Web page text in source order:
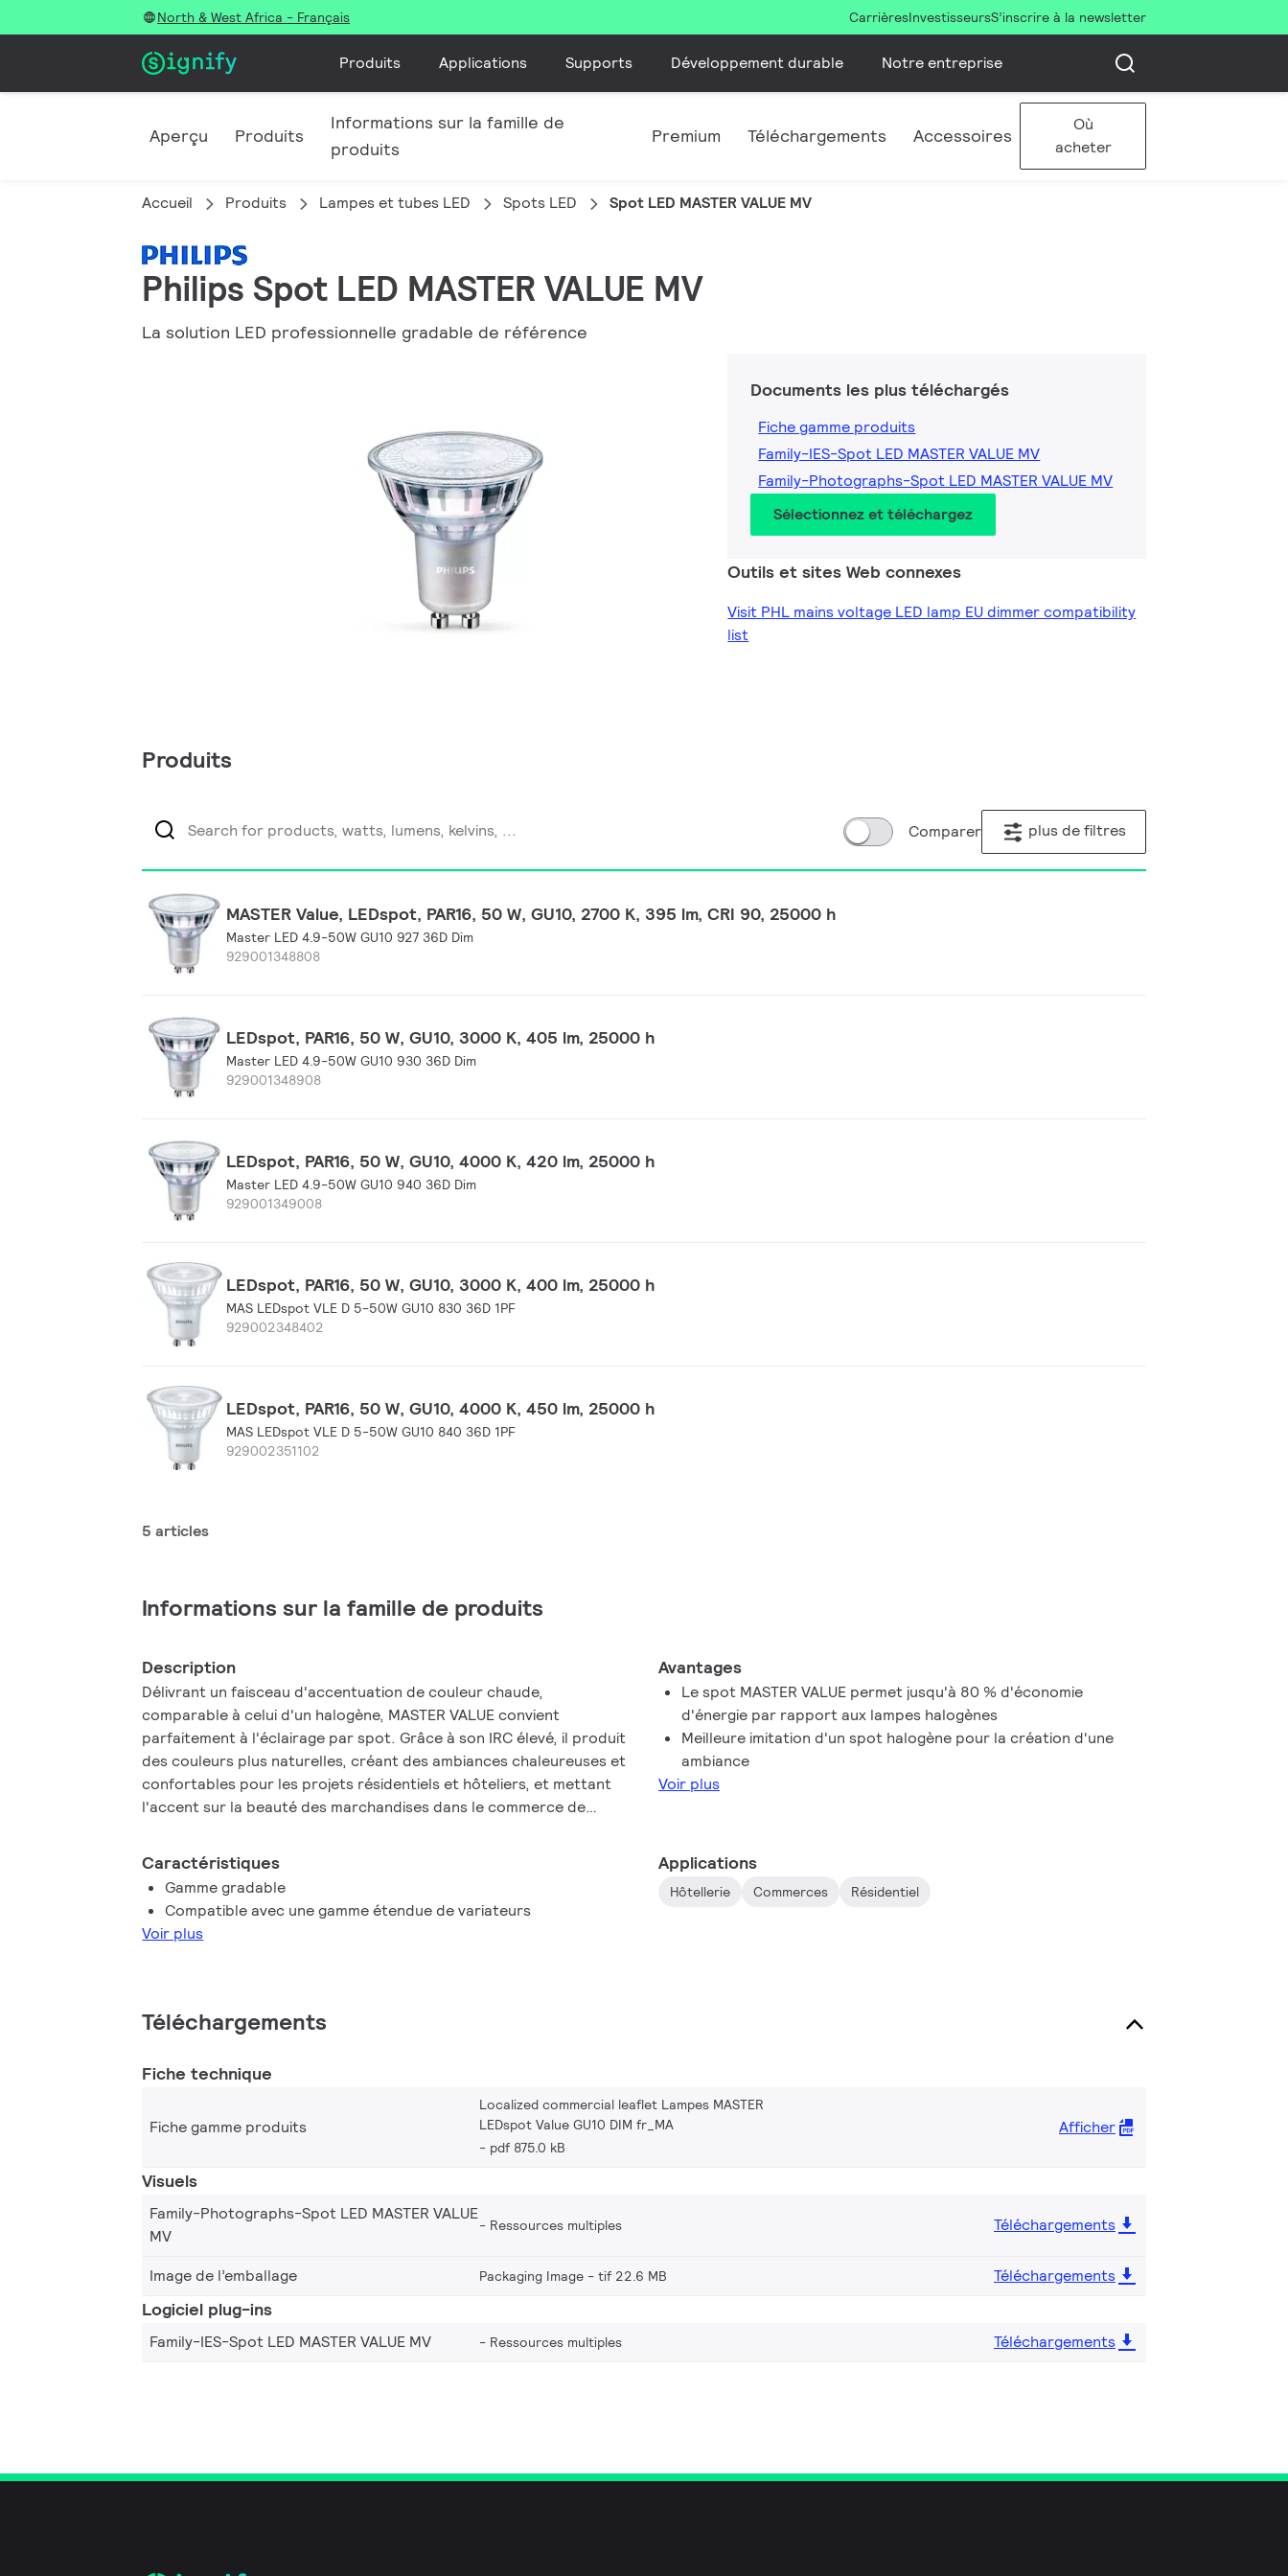
North & West Africa - Français CarrièresInvestisseursS’inscrire à la newsletter
Produits Applications Supports Développement durable Notre entreprise
Aperçu Produits
Informations sur la famille de
produits
Premium Téléchargements Accessoires
Où
acheter
Accueil Produits Lampes et tubes LED Spots LED Spot LED MASTER VALUE MV
Philips Spot LED MASTER VALUE MV
La solution LED professionnelle gradable de référence
Documents les plus téléchargés
Fiche gamme produits
Family-IES-Spot LED MASTER VALUE MV
Family-Photographs-Spot LED MASTER VALUE MV
Sélectionnez et téléchargez
Outils et sites Web connexes
Visit PHL mains voltage LED lamp EU dimmer compatibility
list
Produits
Comparer plus de filtres
MASTER Value, LEDspot, PAR16, 50 W, GU10, 2700 K, 395 lm, CRI 90, 25000 h
Master LED 4.9-50W GU10 927 36D Dim
929001348808
LEDspot, PAR16, 50 W, GU10, 3000 K, 405 lm, 25000 h
Master LED 4.9-50W GU10 930 36D Dim
929001348908
LEDspot, PAR16, 50 W, GU10, 4000 K, 420 lm, 25000 h
Master LED 4.9-50W GU10 940 36D Dim
929001349008
LEDspot, PAR16, 50 W, GU10, 3000 K, 400 lm, 25000 h
MAS LEDspot VLE D 5-50W GU10 830 36D 1PF
929002348402
LEDspot, PAR16, 50 W, GU10, 4000 K, 450 lm, 25000 h
MAS LEDspot VLE D 5-50W GU10 840 36D 1PF
929002351102
5 articles
Informations sur la famille de produits
Description
Délivrant un faisceau d'accentuation de couleur chaude,
comparable à celui d'un halogène, MASTER VALUE convient
parfaitement à l'éclairage par spot. Grâce à son IRC élevé, il produit
des couleurs plus naturelles, créant des ambiances chaleureuses et
confortables pour les projets résidentiels et hôteliers, et mettant
l'accent sur la beauté des marchandises dans le commerce de
spots, conservent la beauté classique des spots en verre et
apportent les performances élevées de la technologie LED. La
fonction de gradation vous permet de créer l'atmosphère
souhaitée et est compatible avec une large sélection de gradateurs.
MASTER VALUE permet également de réaliser plus d'économies
Avantages
Le spot MASTER VALUE permet jusqu'à 80 % d'économie
d'énergie par rapport aux lampes halogènes
Meilleure imitation d'un spot halogène pour la création d'une
ambiance
Voir plus
Caractéristiques
Gamme gradable
Compatible avec une gamme étendue de variateurs
Voir plus
Applications
Hôtellerie Commerces Résidentiel
Téléchargements
Fiche technique
Fiche gamme produits
Localized commercial leaflet Lampes MASTER
LEDspot Value GU10 DIM fr_MA
pdf 875.0 kB
Afficher
Visuels
Family-Photographs-Spot LED MASTER VALUE
MV
Ressources multiples Téléchargements
Image de l’emballage Packaging Image tif 22.6 MB Téléchargements
Logiciel plug-ins
Family-IES-Spot LED MASTER VALUE MV Ressources multiples Téléchargements